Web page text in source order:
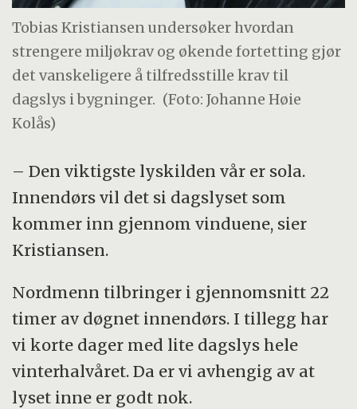
Tobias Kristiansen undersøker hvordan
strengere miljøkrav og økende fortetting gjør
det vanskeligere å tilfredsstille krav til
dagslys i bygninger. (Foto: Johanne Høie
Kolås)
– Den viktigste lyskilden vår er sola.
Innendørs vil det si dagslyset som
kommer inn gjennom vinduene, sier
Kristiansen.
Nordmenn tilbringer i gjennomsnitt 22
timer av døgnet innendørs. I tillegg har
vi korte dager med lite dagslys hele
vinterhalvåret. Da er vi avhengig av at
lyset inne er godt nok.